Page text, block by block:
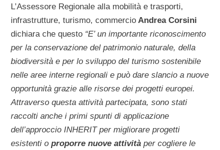
L’Assessore Regionale alla mobilità e trasporti,
infrastrutture, turismo, commercio Andrea Corsini
dichiara che questo “E’ un importante riconoscimento
per la conservazione del patrimonio naturale, della
biodiversità e per lo sviluppo del turismo sostenibile
nelle aree interne regionali e può dare slancio a nuove
opportunità grazie alle risorse dei progetti europei.
Attraverso questa attività partecipata, sono stati
raccolti anche i primi spunti di applicazione
dell’approccio INHERIT per migliorare progetti
esistenti oproporre nuove attività per cogliere le